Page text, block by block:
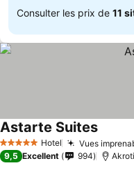
Consulter les prix de 11
5 Étoiles Hotel Vues
Astarte Suites
9,5 Excellent 994